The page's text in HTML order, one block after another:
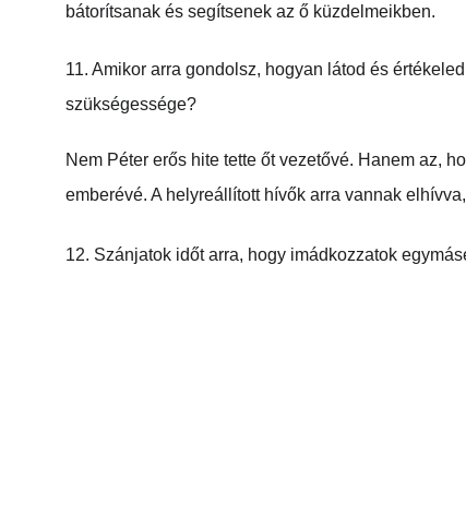
bátorítsanak és segítsenek az ő küzdelmeikben.
11. Amikor arra gondolsz, hogyan látod és
szükségessége?
Nem Péter erős hite tette őt vezetővé. Hanem az,
emberévé. A helyreállított hívők arra vannak
12. Szánjatok időt arra, hogy imádkozzatok